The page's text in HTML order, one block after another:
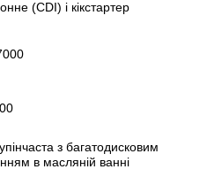
(СDI) і кікстартер
з багатодисковим
в масляній ванні